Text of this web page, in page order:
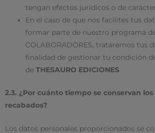
tengan efectos jurídicos o de
En el caso de que nos facilites tus
formar parte de nuestro programa
COLABORADORES, trataremos tus
finalidad de gestionar tu condición
deTHESAURO EDICIONES
2.3. ¿Por cuánto tiempo se conservan
recabados?
Los datos personales proporcionados se